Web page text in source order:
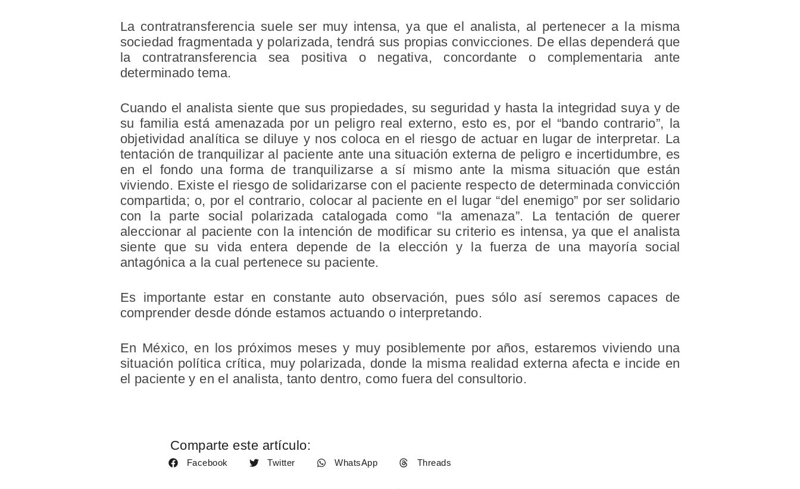
La contratransferencia suele ser muy intensa, ya que el analista, al pertenecer a la misma
sociedad fragmentada y polarizada, tendrá sus propias convicciones. De ellas dependerá que
la contratransferencia sea positiva o negativa, concordante o complementaria ante
determinado tema.
Cuando el analista siente que sus propiedades, su seguridad y hasta la integridad suya y de
su familia está amenazada por un peligro real externo, esto es, por el “bando contrario”, la
objetividad analítica se diluye y nos coloca en el riesgo de actuar en lugar de interpretar. La
tentación de tranquilizar al paciente ante una situación externa de peligro e incertidumbre, es
en el fondo una forma de tranquilizarse a sí mismo ante la misma situación que están
viviendo. Existe el riesgo de solidarizarse con el paciente respecto de determinada convicción
compartida; o, por el contrario, colocar al paciente en el lugar “del enemigo” por ser solidario
con la parte social polarizada catalogada como “la amenaza”. La tentación de querer
aleccionar al paciente con la intención de modificar su criterio es intensa, ya que el analista
siente que su vida entera depende de la elección y la fuerza de una mayoría social
antagónica a la cual pertenece su paciente.
Es importante estar en constante auto observación, pues sólo así seremos capaces de
comprender desde dónde estamos actuando o interpretando.
En México, en los próximos meses y muy posiblemente por años, estaremos viviendo una
situación política crítica, muy polarizada, donde la misma realidad externa afecta e incide en
el paciente y en el analista, tanto dentro, como fuera del consultorio.
Comparte este artículo:
Facebook Twitter WhatsApp Threads